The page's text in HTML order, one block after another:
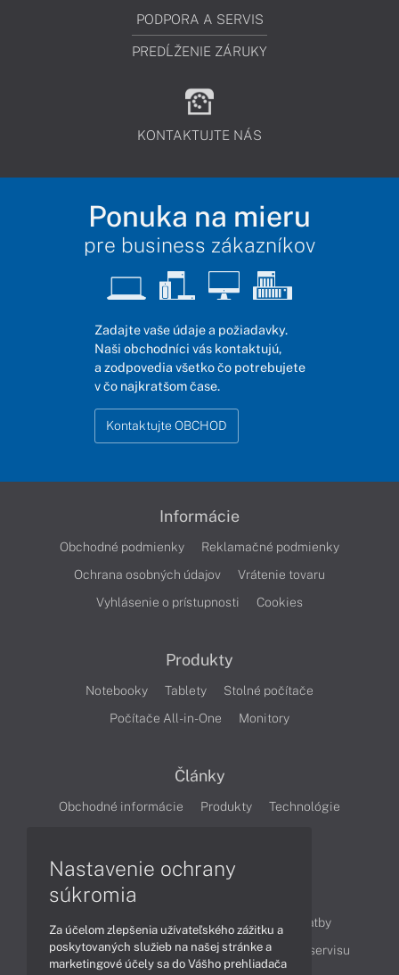
PODPORA A SERVIS
PREDĹŽENIE ZÁRUKY
KONTAKTUJTE NÁS
Ponuka na mieru
pre business zákazníkov
Zadajte vaše údaje a požiadavky.
Naši obchodníci vás kontaktujú,
a zodpovedia všetko čo potrebujete
v čo najkratšom čase.
Kontaktujte OBCHOD
Informácie
Obchodné podmienky
Reklamačné podmienky
Ochrana osobných údajov
Vrátenie tovaru
Vyhlásenie o prístupnosti
Cookies
Produkty
Notebooky Tablety
Stolné počítače
Počítače All-in-One
Monitory
Články
Obchodné informácie Produkty
Technológie
Ako nakupovať
Možnosti doručenia a platby
Podpora a servis
Servisné služby Cenník servisu
Nastavenie ochrany
súkromia
Za účelom zlepšenia užívateľského zážitku a
poskytovaných služieb na našej stránke a
marketingové účely sa do Vášho prehliadača